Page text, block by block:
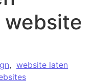
, website laten